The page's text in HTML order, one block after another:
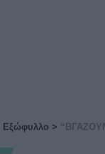
Εξώφυλλο >